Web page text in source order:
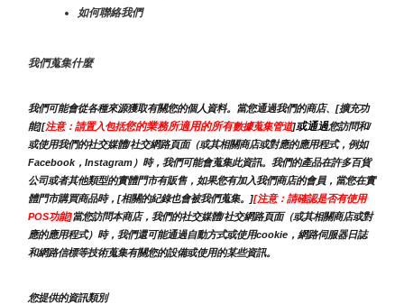
如何聯絡我們
我們蒐集什麼
我們可能會從各種來源獲取有關您的個人資料。當您通過我們的商店、[擴充功
能][注意：請置入包括您的業務所適用的所有數據蒐集管道]或通過您訪問和/
或使用我們的社交媒體/社交網路頁面（或其相關商店或對應的應用程式，例如
Facebook，Instagram）時，我們可能會蒐集此資訊。我們的產品在許多百貨
公司或者其他類型的實體門市有販售，如果您有加入我們商店的會員，當您在實
體門市購買商品時，[相關的紀錄也會被我們蒐集。][注意：請確認是否有使用
POS功能]當您訪問本商店，我們的社交媒體/社交網路頁面（或其相關商店或對
應的應用程式）時，我們還可能通過自動方式或使用cookie，網路伺服器日誌
和網路信標等技術蒐集有關您的設備或使用的某些資訊。
您提供的資訊類別